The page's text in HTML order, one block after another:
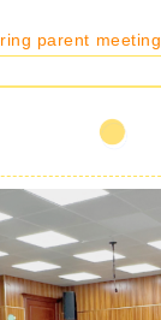
parent meeting.